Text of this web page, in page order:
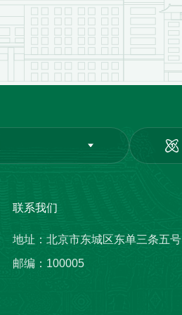
联系我们
地址：北京市东城区东单三条五号
邮编：100005